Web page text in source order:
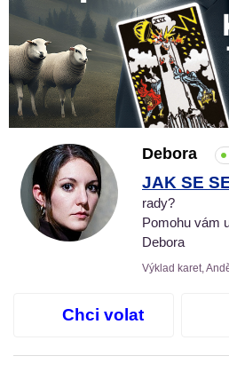
Debora
JAK SE
rady?
Pomohu vám
Debora
Výklad karet,
Chci volat